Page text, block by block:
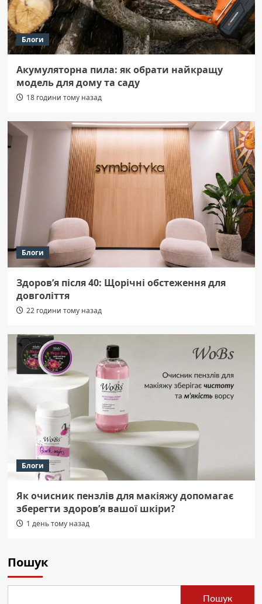
Блоги
Акумуляторна пила: як обрати найкращу
модель для дому та саду
18 години тому назад
Блоги
Здоров’я після 40: Щорічні обстеження для
довголіття
22 години тому назад
Блоги
Як очисник пензлів для макіяжу допомагає
зберегти здоров’я вашої шкіри?
1 день тому назад
Пошук
Пошук